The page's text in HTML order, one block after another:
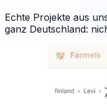
Echte Projekte aus
ganz Deutschland: